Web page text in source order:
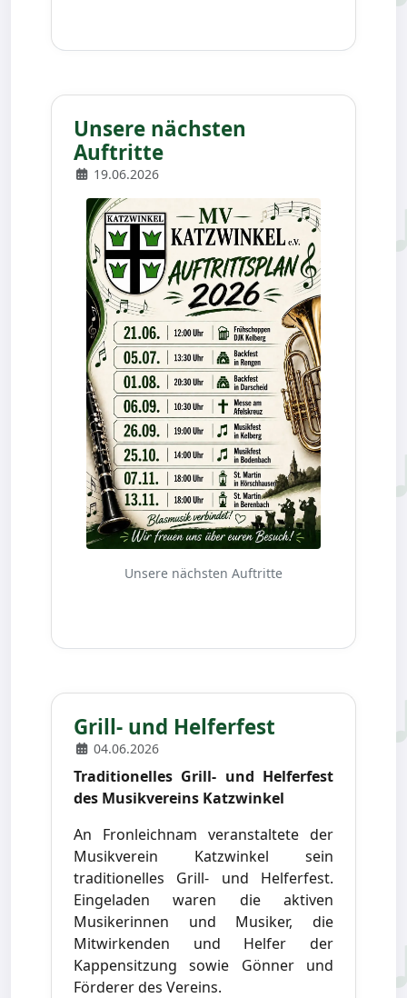
Unsere nächsten
Auftritte
19.06.2026
Unsere nächsten Auftritte
Grill- und Helferfest
04.06.2026
Traditionelles Grill- und Helferfest
des Musikvereins Katzwinkel
An Fronleichnam veranstaltete der
Musikverein Katzwinkel sein
traditionelles Grill- und Helferfest.
Eingeladen waren die aktiven
Musikerinnen und Musiker, die
Mitwirkenden und Helfer der
Kappensitzung sowie Gönner und
Förderer des Vereins.